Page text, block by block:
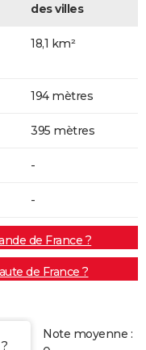
des villes
18,1 km²
194 mètres
395 mètres
-
-
de France ?
de France ?
Note moyenne :